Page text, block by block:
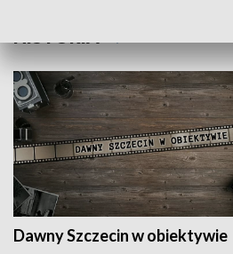
Dawny Szczecin w obiektywie